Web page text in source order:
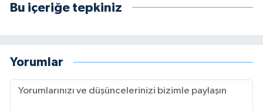
Bu içeriğe tepkiniz
Yorumlar